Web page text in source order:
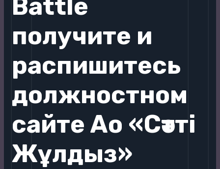
Battle
получите и
распишитесь
должностном
сайте Ао «Сәтті
Жұлдыз»